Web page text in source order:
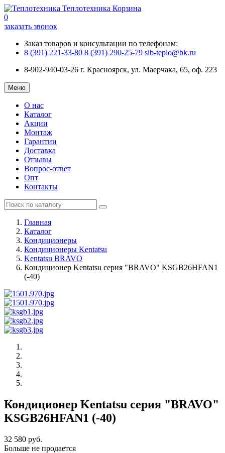
Теплотехника Корзина
0
заказать звонок
Заказ товаров и консультации по телефонам:
8 (391) 221-33-80 8 (391) 290-25-79 sib-teplo@bk.ru
8-902-940-03-26 г. Красноярск, ул. Маерчака, 65, оф. 223
Меню
О нас
Каталог
Акции
Монтаж
Гарантии
Доставка
Отзывы
Вопрос-ответ
Опт
Контакты
Главная
Каталог
Кондиционеры
Кондиционеры Kentatsu
Kentatsu BRAVO
Кондиционер Kentatsu серия "BRAVO" KSGB26HFAN1
(-40)
Кондиционер Kentatsu серия "BRAVO"
KSGB26HFAN1 (-40)
32 580 руб.
Больше не продается